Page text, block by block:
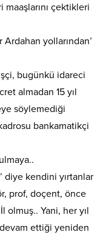
çektikleri
Ardahan yollarından’
bugünkü idareci
almadan 15 yıl
söylemediği
bankamatikçi
diye kendini yırtanlar
prof, doçent, önce
olmuş.. Yani, her yıl
ettiği yeniden